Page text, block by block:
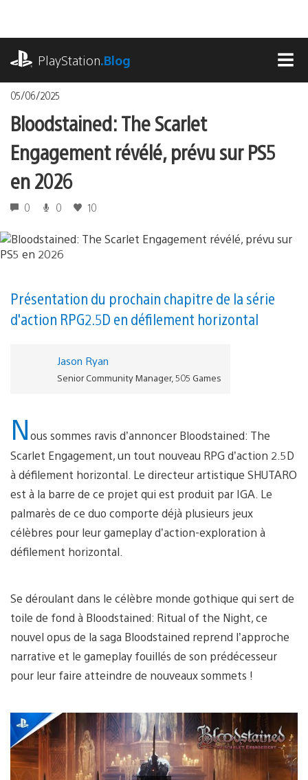
contenu
PlayStation.Blog
05/06/2025
Bloodstained: The Scarlet
Engagement révélé, prévu sur PS5
en 2026
0 0 10
Présentation du prochain chapitre de la série
d'action RPG 2.5D en défilement horizontal
Jason Ryan
Senior Community Manager, 505 Games
Nous sommes ravis d’annoncer Bloodstained: The
Scarlet Engagement, un tout nouveau RPG d’action 2.5D
à défilement horizontal. Le directeur artistique SHUTARO
est à la barre de ce projet qui est produit par IGA. Le
palmarès de ce duo comporte déjà plusieurs jeux
célèbres pour leur gameplay d’action-exploration à
défilement horizontal.
Se déroulant dans le célèbre monde gothique qui sert de
toile de fond à Bloodstained: Ritual of the Night, ce
nouvel opus de la saga Bloodstained reprend l’approche
narrative et le gameplay fouillés de son prédécesseur
pour leur faire atteindre de nouveaux sommets !